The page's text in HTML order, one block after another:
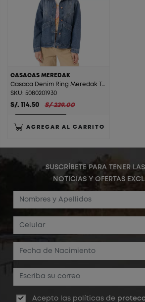
CASACAS MEREDAK
Casaca Denim Ring Meredak T. Cristal Beige St.
SKU: 5080201930
S/. 114.50 S/ 229.00
AGREGAR AL CARRITO
SUSCRÍBETE PARA TENER
NOTICIAS Y OFERTAS
Acepto las políticas de